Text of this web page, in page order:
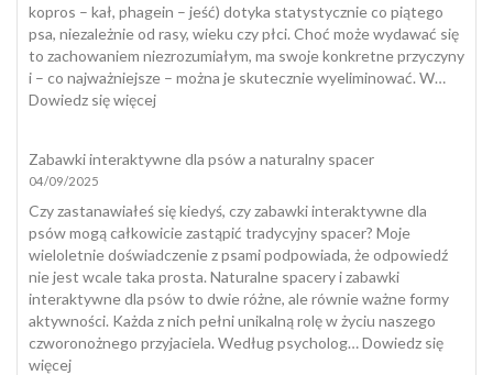
kopros – kał, phagein – jeść) dotyka statystycznie co piątego
psa, niezależnie od rasy, wieku czy płci. Choć może wydawać się
to zachowaniem niezrozumiałym, ma swoje konkretne przyczyny
i – co najważniejsze – można je skutecznie wyeliminować. W…
Dowiedz się więcej:
psa
dlaczego
pies
zjada
odchody
i
jak
skutecznie
Zabawki interaktywne dla psów a naturalny spacer
04/09/2025
Czy zastanawiałeś się kiedyś, czy zabawki interaktywne dla
psów mogą całkowicie zastąpić tradycyjny spacer? Moje
wieloletnie doświadczenie z psami podpowiada, że odpowiedź
nie jest wcale taka prosta. Naturalne spacery i zabawki
interaktywne dla psów to dwie różne, ale równie ważne formy
aktywności. Każda z nich pełni unikalną rolę w życiu naszego
czworonożnego przyjaciela. Według psycholog…Dowiedz się
więcej: